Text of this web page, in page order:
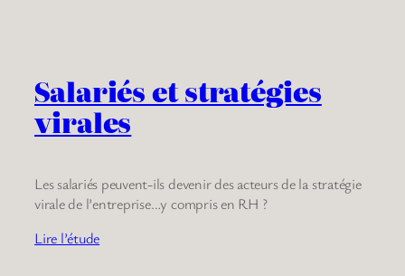
Salariés et stratégies
virales
Les salariés peuvent-ils devenir des acteurs de la stratégie
virale de l’entreprise…y compris en RH ?
Lire l’étude